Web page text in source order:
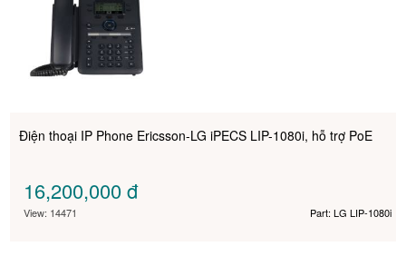
Điện thoại IP Phone Ericsson-LG iPECS LIP-1080i, hỗ trợ PoE
16,200,000đ
View: 14471 Part: LG LIP-1080i